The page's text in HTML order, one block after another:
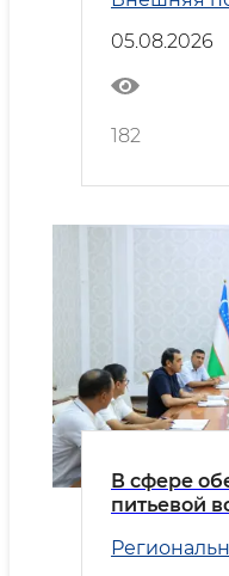
05.08.2026
182
В сфере
питьевой